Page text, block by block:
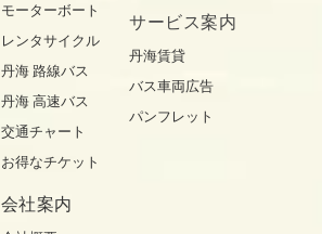
モーターボート
レンタサイクル
丹海 路線バス
丹海 高速バス
交通チャート
お得なチケット
サービス案内
丹海賃貸
バス車両広告
パンフレット
会社案内